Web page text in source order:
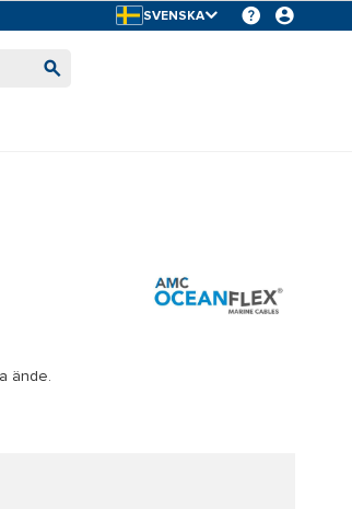
SVENSKA
ände.